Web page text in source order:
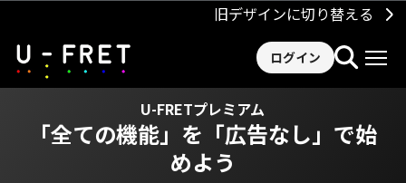
旧デザインに切り替える
ログイン
U-FRETプレミアム
「全ての機能」を 「広告なし」で始
めよう